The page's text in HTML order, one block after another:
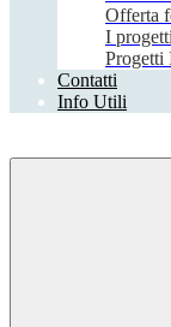
Offerta
I
Progetti
Contatti
Info Utili